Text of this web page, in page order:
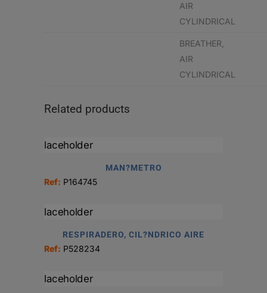
AIR
CYLINDRICAL
BREATHER,
AIR
CYLINDRICAL
Related products
MAN?METRO
Ref: P164745
RESPIRADERO, CIL?NDRICO AIRE
Ref: P528234